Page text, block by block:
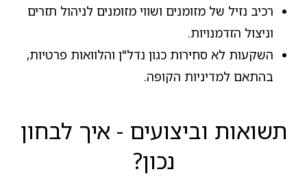
רכיב נזיל של מזומנים ושווי מזומנים לניהול תזרים
וניצול הזדמנויות.
השקעות לא סחירות כגון נדל"ן והלוואות פרטיות,
בהתאם למדיניות הקופה.
תשואות וביצועים - איך לבחון
נכון?